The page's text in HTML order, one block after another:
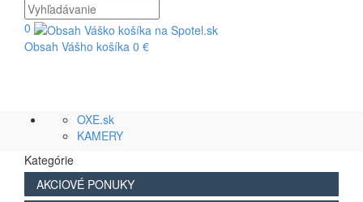
0
Obsah Vášho košíka 0 €
OXE.sk
KAMERY
Kategórie
AKCIOVÉ PONUKY